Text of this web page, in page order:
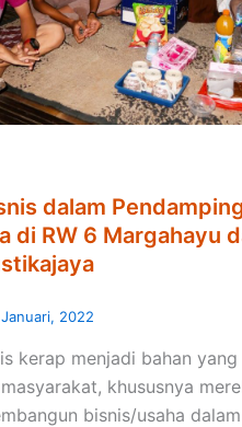
dalam
di RW 6 Margahayu
2022
kerap menjadi bahan
khususnya
bisnis/usaha